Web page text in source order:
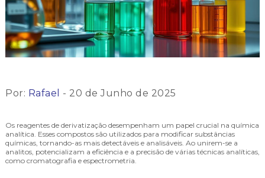
Por: Rafael - 20 de Junho de 2025
Os reagentes de derivatização desempenham um papel crucial na química
analítica. Esses compostos são utilizados para modificar substâncias
químicas, tornando-as mais detectáveis e analisáveis. Ao unirem-se a
analitos, potencializam a eficiência e a precisão de várias técnicas analíticas,
como cromatografia e espectrometria.